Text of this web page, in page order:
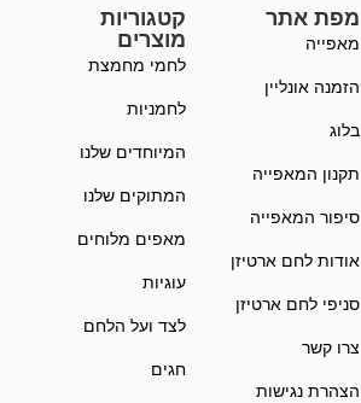
מפת אתר
מאפייה
הזמנה אונליין
בלוג
תקנון המאפייה
סיפור המאפייה
אודות לחם ארטיזן
סניפי לחם ארטיזן
צרו קשר
הצהרת נגישות
קטגוריות
מוצרים
לחמי מחמצת
לחמניות
המיוחדים שלנו
המתוקים שלנו
מאפים מלוחים
עוגיות
לצד ועל הלחם
חגים